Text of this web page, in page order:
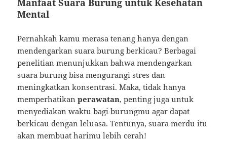
Manfaat Suara Burung untuk Kesehatan
Mental
Pernahkah kamu merasa tenang hanya dengan
mendengarkan suara burung berkicau? Berbagai
penelitian menunjukkan bahwa mendengarkan
suara burung bisa mengurangi stres dan
meningkatkan konsentrasi. Maka, tidak hanya
memperhatikanperawatan, penting juga untuk
menyediakan waktu bagi burungmu agar dapat
berkicau dengan leluasa. Tentunya, suara merdu itu
akan membuat harimu lebih cerah!